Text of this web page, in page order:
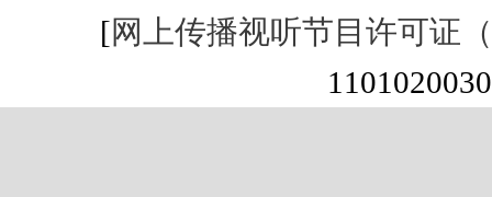
[网上传播视听节目许可证